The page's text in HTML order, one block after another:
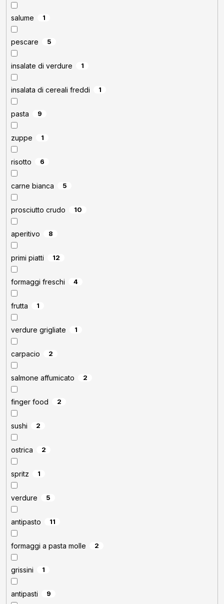
salume 1
pescare 5
insalate di verdure 1
insalata di cereali freddi 1
pasta 9
zuppe 1
risotto 6
carne bianca 5
prosciutto crudo 10
aperitivo 8
primi piatti 12
formaggi freschi 4
frutta 1
verdure grigliate 1
carpacio 2
salmone affumicato 2
finger food 2
sushi 2
ostrica 2
spritz 1
verdure 5
antipasto 11
formaggi a pasta molle 2
grissini 1
antipasti 9